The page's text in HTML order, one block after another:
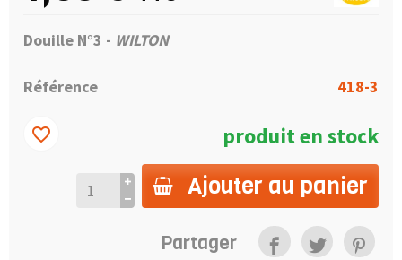
Douille N°3 - WILTON
Référence 418-3
produit en stock
Ajouter au panier
favorite_border
Partager